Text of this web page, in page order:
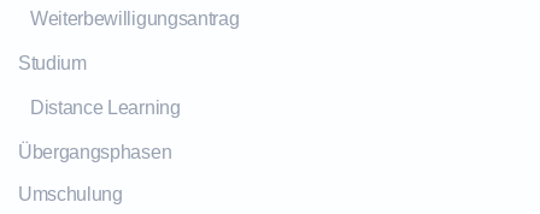
Weiterbewilligungsantrag
Studium
Distance Learning
Übergangsphasen
Umschulung